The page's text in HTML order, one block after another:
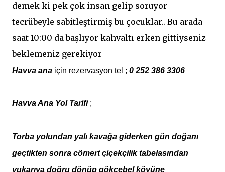
demek ki pek çok insan gelip soruyor
tecrübeyle sabitleştirmiş bu çocuklar.. Bu arada
saat 10:00 da başlıyor kahvaltı erken gittiyseniz
beklemeniz gerekiyor
Havva ana için rezervasyon tel ; 0 252 386 3306
Havva Ana Yol Tarifi;
Torba yolundan yalı kavağa giderken gün doğanı
geçtikten sonra cömert çiçekçilik tabelasından
yukarıya doğru dönüp gökçebel köyüne